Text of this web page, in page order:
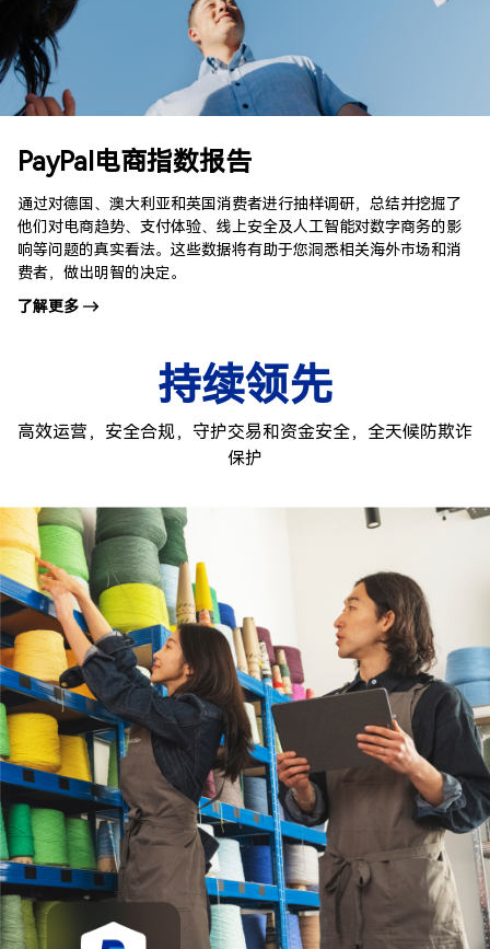
PayPal电商指数报告
通过对德国、澳大利亚和英国消费者进行抽样调研，总结并挖掘了
他们对电商趋势、支付体验、线上安全及人工智能对数字商务的影
响等问题的真实看法。这些数据将有助于您洞悉相关海外市场和消
费者，做出明智的决定。
了解更多
持续领先
高效运营，安全合规，守护交易和资金安全，全天候防欺诈
保护